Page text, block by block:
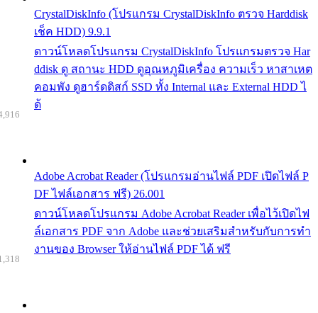
CrystalDiskInfo (โปรแกรม CrystalDiskInfo ตรวจ Harddisk
เช็ค HDD) 9.9.1
ดาวน์โหลดโปรแกรม CrystalDiskInfo โปรแกรมตรวจ Har
ddisk ดู สถานะ HDD ดูอุณหภูมิเครื่อง ความเร็ว หาสาเหต
คอมพัง ดูฮาร์ดดิสก์ SSD ทั้ง Internal และ External HDD ไ
ด้
Adobe Acrobat Reader (โปรแกรมอ่านไฟล์ PDF เปิดไฟล์ P
DF ไฟล์เอกสาร ฟรี) 26.001
ดาวน์โหลดโปรแกรม Adobe Acrobat Reader เพื่อไว้เปิดไฟ
ล์เอกสาร PDF จาก Adobe และช่วยเสริมสำหรับกับการทำ
งานของ Browser ให้อ่านไฟล์ PDF ได้ ฟรี